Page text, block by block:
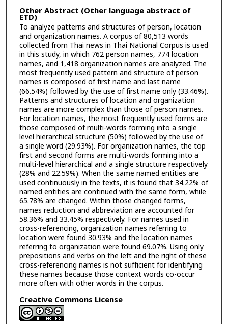
Other Abstract (Other language abstract of
ETD)
To analyze patterns and structures of person, location
and organization names. A corpus of 80,513 words
collected from Thai news in Thai National Corpus is used
in this study, in which 762 person names, 774 location
names, and 1,418 organization names are analyzed. The
most frequently used pattern and structure of person
names is composed of first name and last name
(66.54%) followed by the use of first name only (33.46%).
Patterns and structures of location and organization
names are more complex than those of person names.
For location names, the most frequently used forms are
those composed of multi-words forming into a single
level hierarchical structure (50%) followed by the use of
a single word (29.93%). For organization names, the top
first and second forms are multi-words forming into a
multi-level hierarchical and a single structure respectively
(28% and 22.59%). When the same named entities are
used continuously in the texts, it is found that 34.22% of
named entities are continued with the same form, while
65.78% are changed. Within those changed forms,
names reduction and abbreviation are accounted for
58.36% and 33.45% respectively. For names used in
cross-referencing, organization names referring to
location were found 30.93% and the location names
referring to organization were found 69.07%. Using only
prepositions and verbs on the left and the right of these
cross-referencing names is not sufficient for identifying
these names because those context words co-occur
more often with other words in the corpus.
Creative Commons License